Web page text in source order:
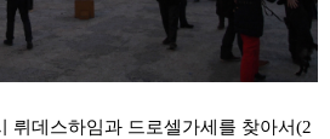
뤼데스하임과 드로셀가세를 찾아서(2